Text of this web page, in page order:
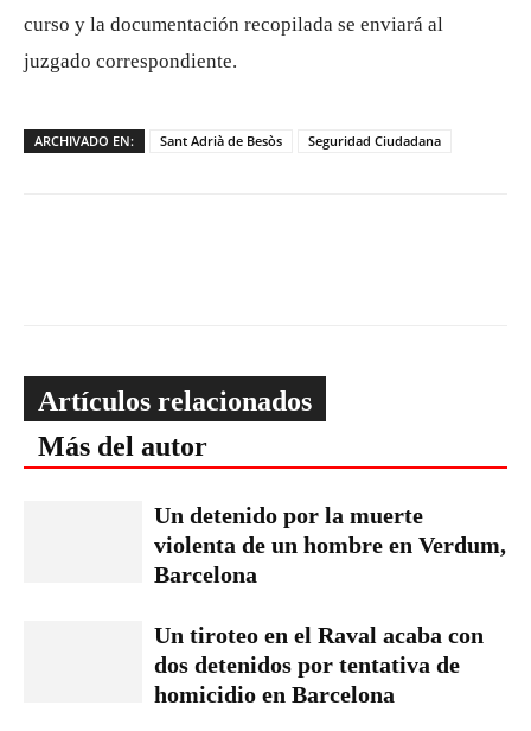
curso y la documentación recopilada se enviará al
juzgado correspondiente.
ARCHIVADO EN: Sant Adrià de Besòs Seguridad Ciudadana
Artículos relacionados
Más del autor
Un detenido por la muerte
violenta de un hombre en Verdum,
Barcelona
Un tiroteo en el Raval acaba con
dos detenidos por tentativa de
homicidio en Barcelona